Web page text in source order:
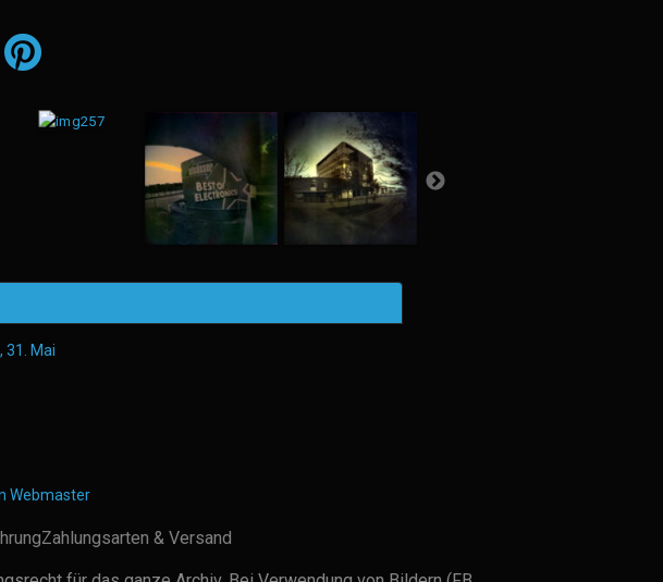
31. Mai
Webmaster
Zahlungsarten & Versand